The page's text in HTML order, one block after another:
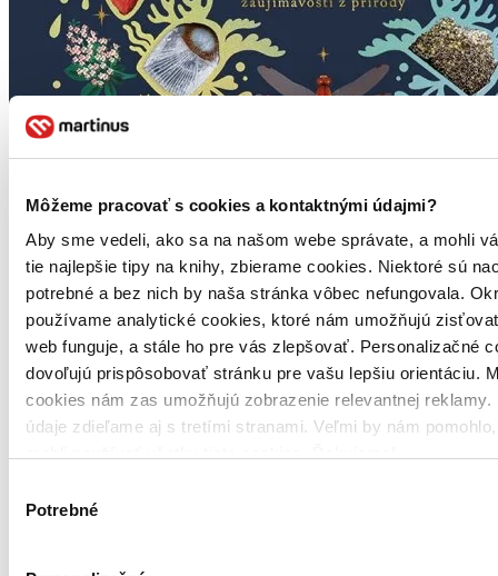
Môžeme pracovať s cookies a kontaktnými údajmi?
Aby sme vedeli, ako sa na našom webe správate, a mohli
tie najlepšie tipy na knihy, zbierame cookies. Niektoré sú
potrebné a bez nich by naša stránka vôbec nefungovala.
používame analytické cookies, ktoré nám umožňujú
web funguje, a stále ho pre vás zlepšovať. Personalizačné
dovoľujú prispôsobovať stránku pre vašu lepšiu orientáciu.
cookies nám zas umožňujú zobrazenie relevantnej reklamy.
údaje zdieľame aj s tretími stranami. Veľmi by nám
súhlasu
Potrebné
23,50 €
Na sklade > 5 ks
Posielame ihneď
Táto kniha sa môže na cestu ku vám vybrať prakticky okamžite! Ak
si ju objednáte do 13:00 v pracovný deň, odošleme vám ju ešte
dnes, inak najneskôr nasledujúci pracovný deň.
Do košíka
Popis knihy
Recenzie